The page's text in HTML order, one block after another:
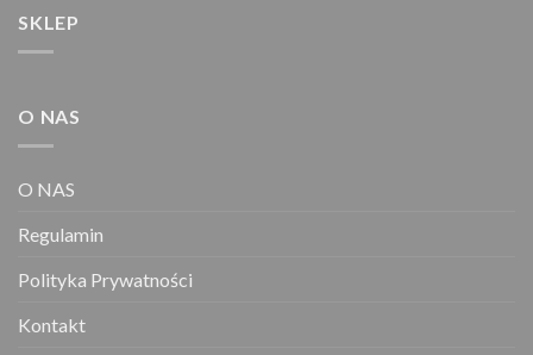
stronie
SKLEP
O NAS
O NAS
Regulamin
Polityka Prywatności
Kontakt